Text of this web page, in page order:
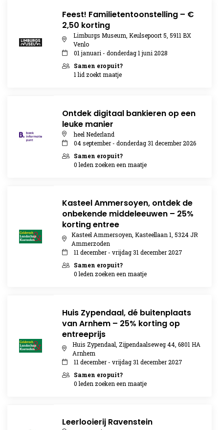
Feest! Familietentoonstelling – €
2,50 korting
Limburgs Museum, Keulsepoort 5, 5911 BX
Venlo
01 januari - donderdag 1 juni 2028
Samen eropuit?
1 lid zoekt maatje
Ontdek digitaal bankieren op een
leuke manier
heel Nederland
04 september - donderdag 31 december 2026
Samen eropuit?
0 leden zoeken een maatje
Kasteel Ammersoyen, ontdek de
onbekende middeleeuwen – 25%
korting entree
Kasteel Ammersoyen, Kasteellaan 1, 5324 JR
Ammerzoden
11 december - vrijdag 31 december 2027
Samen eropuit?
0 leden zoeken een maatje
Huis Zypendaal, dé buitenplaats
van Arnhem – 25% korting op
entreeprijs
Huis Zypendaal, Zijpendaalseweg 44, 6801 HA
Arnhem
11 december - vrijdag 31 december 2027
Samen eropuit?
0 leden zoeken een maatje
Leerlooierij Ravenstein